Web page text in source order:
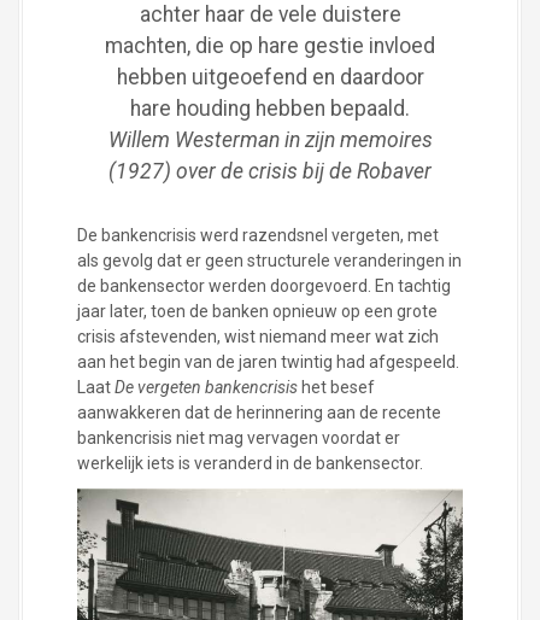
achter haar de vele duistere
machten, die op hare gestie invloed
hebben uitgeoefend en daardoor
hare houding hebben bepaald.
Willem Westerman in zijn memoires
(1927) over de crisis bij de Robaver
De bankencrisis werd razendsnel vergeten, met
als gevolg dat er geen structurele veranderingen in
de bankensector werden doorgevoerd. En tachtig
jaar later, toen de banken opnieuw op een grote
crisis afstevenden, wist niemand meer wat zich
aan het begin van de jaren twintig had afgespeeld.
LaatDe vergeten bankencrisis het besef
aanwakkeren dat de herinnering aan de recente
bankencrisis niet mag vervagen voordat er
werkelijk iets is veranderd in de bankensector.